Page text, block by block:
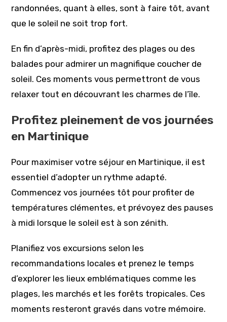
randonnées, quant à elles, sont à faire tôt, avant
que le soleil ne soit trop fort.
En fin d’après-midi, profitez des plages ou des
balades pour admirer un magnifique coucher de
soleil. Ces moments vous permettront de vous
relaxer tout en découvrant les charmes de l’île.
Profitez pleinement de vos journées
en Martinique
Pour maximiser votre séjour en Martinique, il est
essentiel d’adopter un rythme adapté.
Commencez vos journées tôt pour profiter de
températures clémentes, et prévoyez des pauses
à midi lorsque le soleil est à son zénith.
Planifiez vos excursions selon les
recommandations locales et prenez le temps
d’explorer les lieux emblématiques comme les
plages, les marchés et les forêts tropicales. Ces
moments resteront gravés dans votre mémoire.